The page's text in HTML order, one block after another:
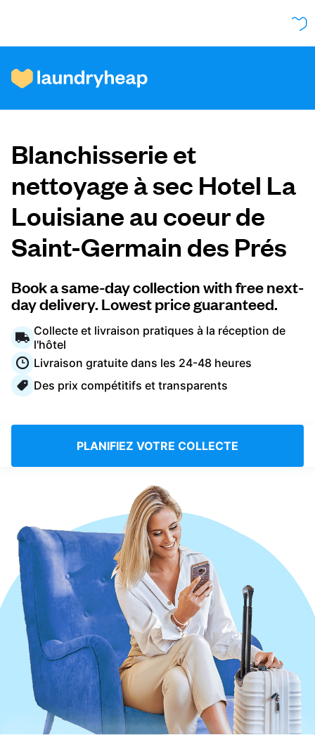
Comment ça fonctionne
Prix et services
À propos de nous
Pour les entreprises
Connectez-vous
Téléchargez notre application mobile
Suivez-nous
France FR
Blanchisserie et
nettoyage à sec Hotel La
Louisiane au coeur de
Saint-Germain des Prés
Book a same-day collection with free next-
day delivery. Lowest price guaranteed.
Collecte et livraison pratiques à la réception de
l'hôtel
Livraison gratuite dans les 24-48 heures
Des prix compétitifs et transparents
PLANIFIEZ VOTRE COLLECTE